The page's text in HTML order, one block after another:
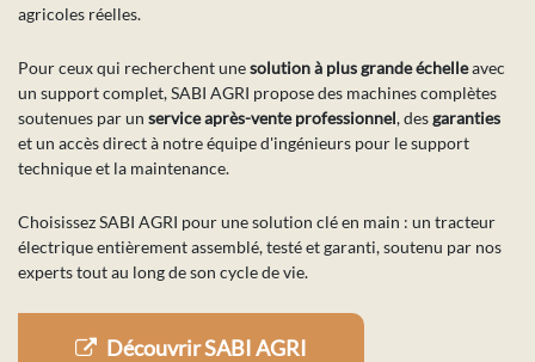
agricoles réelles.
Pour ceux qui recherchent unesolution à plus grande échelleavec
un support complet, SABI AGRI propose des machines complètes
soutenues par un service après-vente professionnel, desgaranties
et un accès direct à notre équipe d'ingénieurs pour le support
technique et la maintenance.
Choisissez SABI AGRI pour une solution clé en main : un tracteur
électrique entièrement assemblé, testé et garanti, soutenu par nos
experts tout au long de son cycle de vie.
Découvrir SABI AGRI